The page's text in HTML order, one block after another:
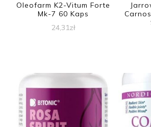
Oleofarm K2-Vitum Forte
Mk-7 60 Kaps
24,31zł